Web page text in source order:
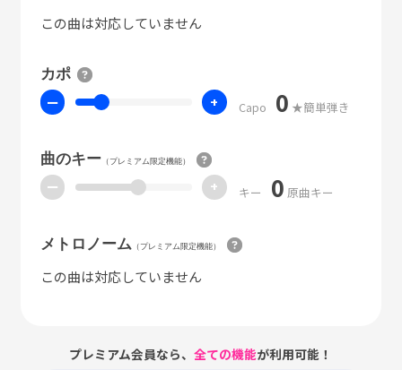
この曲は対応していません
カポ
ー + Capo 0 ★簡単弾き
曲のキー（プレミアム限定機能）
ー + キー 0 原曲キー
メトロノーム （プレミアム限定機能）
この曲は対応していません
プレミアム会員なら、全ての機能が利用可能！